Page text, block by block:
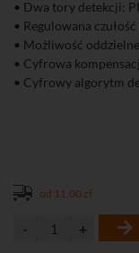
• Dwa tory detekcji:
• Regulowana
• Możliwość
• Cyfrowa
• Cyfrowy algorytm
• 2 tryby pracy:
• Możliwość
• Ochrona
od 11,00 zł